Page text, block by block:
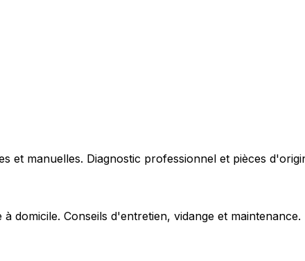
et manuelles. Diagnostic professionnel et pièces
domicile. Conseils d'entretien, vidange et maintenance.